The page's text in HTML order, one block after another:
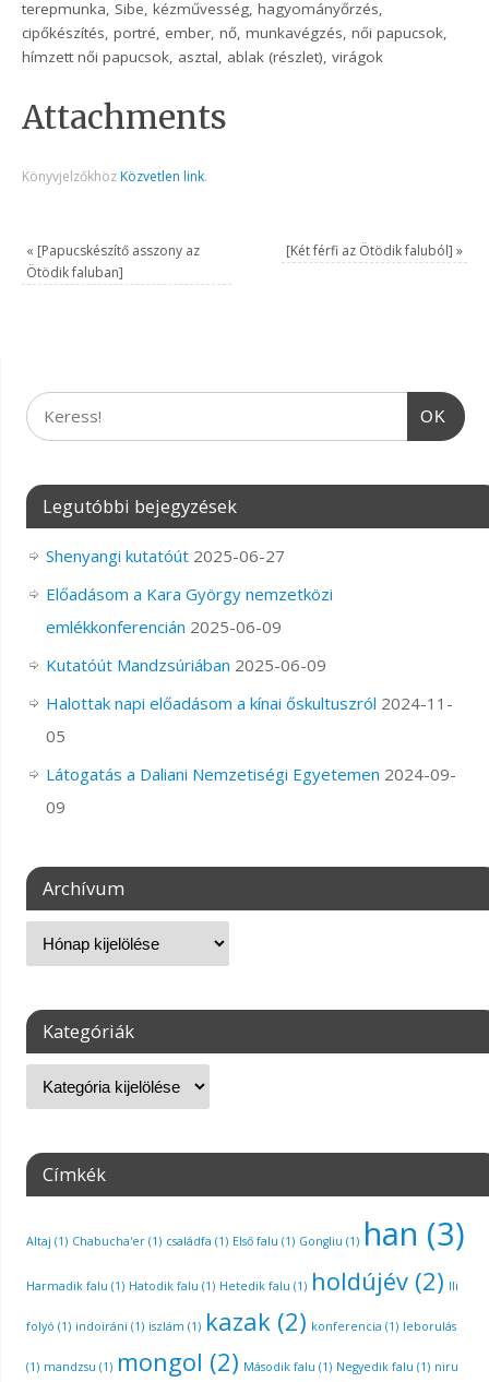
terepmunka, Sibe, kézművesség, hagyományőrzés,
cipőkészítés, portré, ember, nő, munkavégzés, női papucsok,
hímzett női papucsok, asztal, ablak (részlet), virágok
Attachments
Könyvjelzőkhöz Közvetlen link.
« [Papucskészítő asszony az
Ötödik faluban]
[Két férfi az Ötödik faluból] »
OK
Legutóbbi bejegyzések
Shenyangi kutatóút 2025-06-27
Előadásom a Kara György nemzetközi
emlékkonferencián 2025-06-09
Kutatóút Mandzsúriában 2025-06-09
Halottak napi előadásom a kínai őskultuszról 2024-11-
05
Látogatás a Daliani Nemzetiségi Egyetemen 2024-09-
09
Archívum
Kategóriák
Címkék
Altaj (1) Chabucha'er(1) családfa (1) Első falu (1) Gongliu (1) han (3)
Harmadik falu (1) Hatodik falu (1) Hetedik falu (1) holdújév(2) Ili
folyó (1) indoiráni (1) iszlám (1) kazak(2) konferencia (1) leborulás
(1) mandzsu (1) mongol (2) Második falu (1) Negyedik falu (1) niru